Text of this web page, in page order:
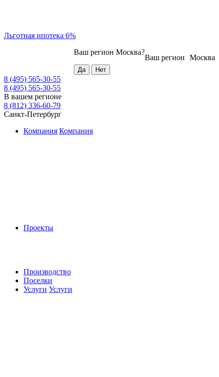
Льготная ипотека 6%
Москва
Ваш регион
Ваш регион Москва?
8 (495) 565-30-55
8 (495) 565-30-55
В вашем регионе
8 (812) 336-60-79
Санкт-Петербург
Компания Компания
Проекты
Производство
Поселки
Услуги Услуги